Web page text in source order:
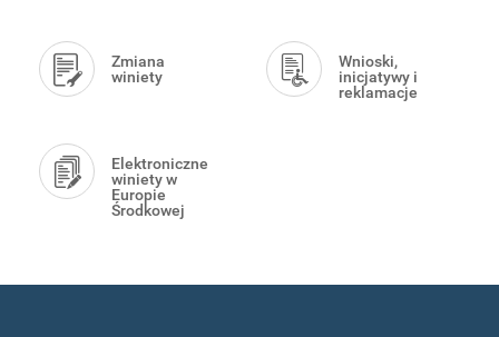
Zmiana
winiety
Wnioski,
inicjatywy i
reklamacje
Elektroniczne
winiety w
Europie
Środkowej